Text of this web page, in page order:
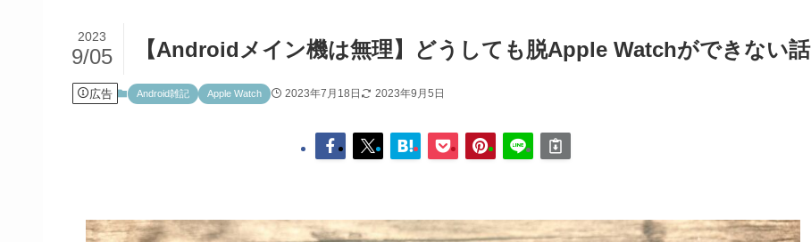
【Androidメイン機は無理】どうしても脱Apple Watchができない話
2023
9/05
広告 Android雑記 Apple Watch 2023年7月18日 2023年9月5日